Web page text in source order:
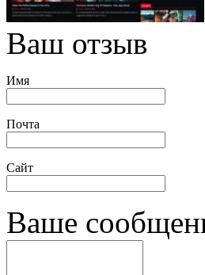
Ваш отзыв
Имя
Почта
Сайт
Ваше